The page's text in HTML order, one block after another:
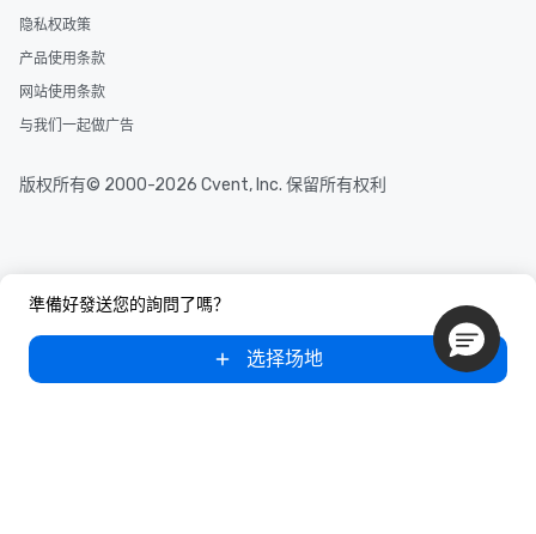
準備好發送您的詢問了嗎？
选择场地
隐私权政策
产品使用条款
网站使用条款
与我们一起做广告
版权所有© 2000-2026 Cvent, Inc. 保留所有权利